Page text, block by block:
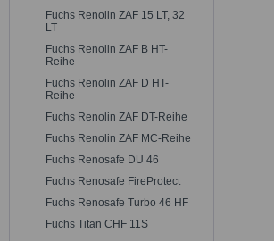
Fuchs Renolin ZAF 15 LT, 32
LT
Fuchs Renolin ZAF B HT-
Reihe
Fuchs Renolin ZAF D HT-
Reihe
Fuchs Renolin ZAF DT-Reihe
Fuchs Renolin ZAF MC-Reihe
Fuchs Renosafe DU 46
Fuchs Renosafe FireProtect
Fuchs Renosafe Turbo 46 HF
Fuchs Titan CHF 11S